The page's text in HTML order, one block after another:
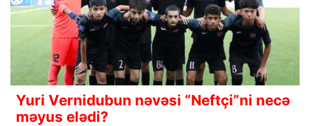
Yuri Vernidubun nəvəsi “Neftçi”ni necə
məyus elədi?